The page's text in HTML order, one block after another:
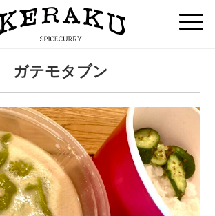
ガテモタブン